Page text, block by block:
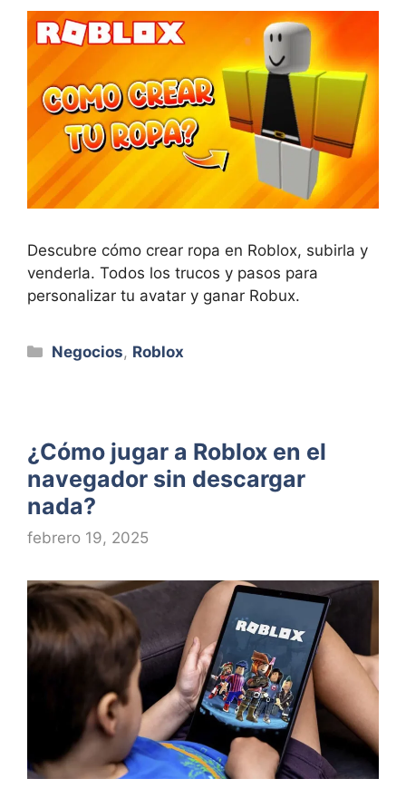
Descubre cómo crear ropa en Roblox, subirla y
venderla. Todos los trucos y pasos para
personalizar tu avatar y ganar Robux.
Categorías
Negocios, Roblox
¿Cómo jugar a Roblox en el
navegador sin descargar
nada?
febrero 19, 2025